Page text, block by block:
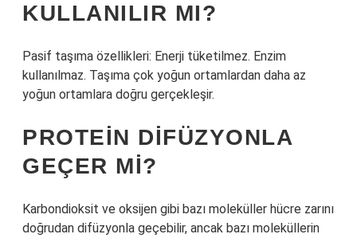
KULLANILIR MI?
Pasif taşıma özellikleri: Enerji tüketilmez. Enzim
kullanılmaz. Taşıma çok yoğun ortamlardan daha az
yoğun ortamlara doğru gerçekleşir.
PROTEIN DIFÜZYONLA
GEÇER MI?
Karbondioksit ve oksijen gibi bazı moleküller hücre zarını
doğrudan difüzyonla geçebilir, ancak bazı moleküllerin